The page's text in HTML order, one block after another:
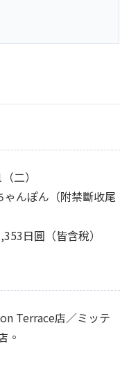
二）
んぽん（附禁斷收尾
日圓（皆含稅）
Terrace店／ミッテ
。